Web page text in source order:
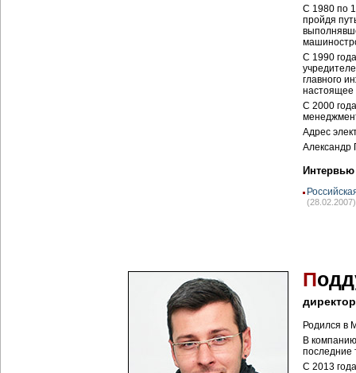
C 1980 по
пройдя
С 1990
главного
настоящее
С 2000
Адрес
Александр
Интервью
(28.02.2007)
П
Родился в
В
последние
С 2013